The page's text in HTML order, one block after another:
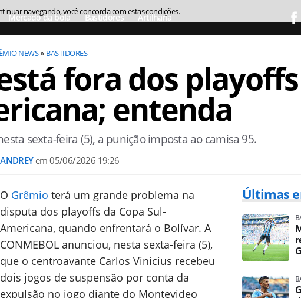
Mercado da bola Bastidores Artilharia
NEWS BASTIDORES
fora dos playoffs
entenda
sexta-feira (5), a punição imposta ao camisa 95.
em05/06/2026 19:26
O Grêmio terá um grande problema na
disputa dos playoffs da Copa Sul-
Americana, quando enfrentará o Bolívar. A
CONMEBOL anunciou, nesta sexta-feira (5),
que o centroavante Carlos Vinicius recebeu
dois jogos de suspensão por conta da
expulsão no jogo diante do Montevideo
Últimas
navegando, você concorda com estas condições.